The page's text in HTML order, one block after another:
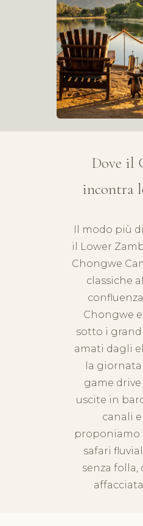
Dove il
incontra
Il modo più
il Lower
Chongwe
classiche
Chongwe
sotto i
amati dagli
la
game
uscite in
canali
proponiamo
safari
senza folla,